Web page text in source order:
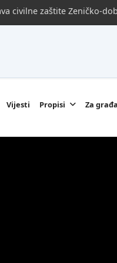
civilne zaštite Zeničko-
Vijesti Propisi Za